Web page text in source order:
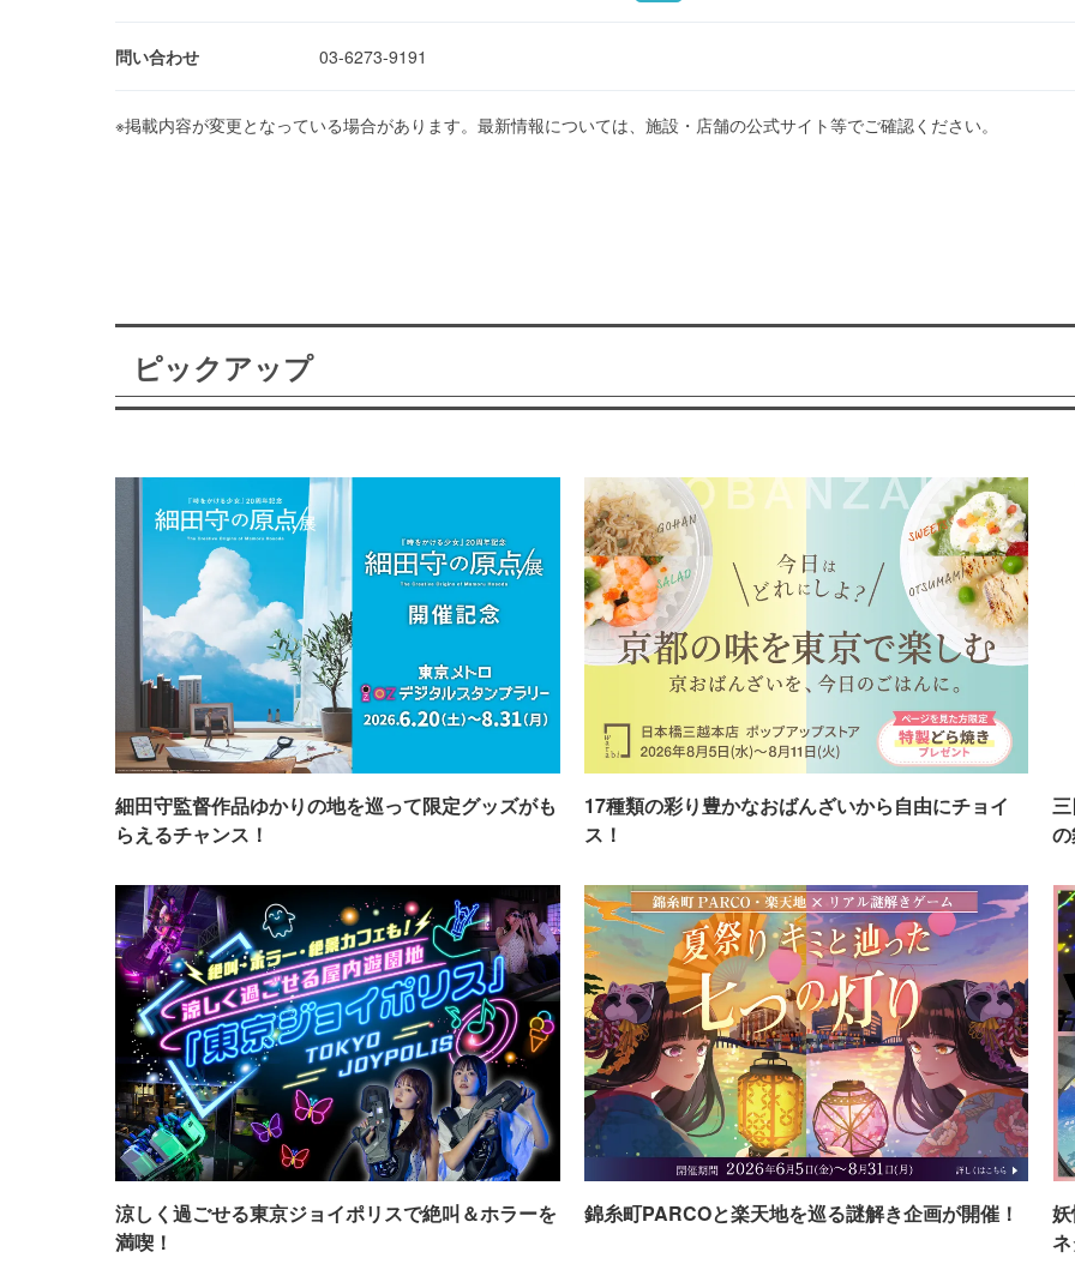
問い合わせ 03-6273-9191
※掲載内容が変更となっている場合があります。最新情報については、施設・店舗の公式サイト等でご確認ください。
ピックアップ
細田守監督作品ゆかりの地を巡って限定グッズがも
らえるチャンス！
17種類の彩り豊かなおばんざいから自由にチョイ
ス！
涼しく過ごせる東京ジョイポリスで絶叫＆ホラーを
満喫！
錦糸町PARCOと楽天地を巡る謎解き企画が開催！